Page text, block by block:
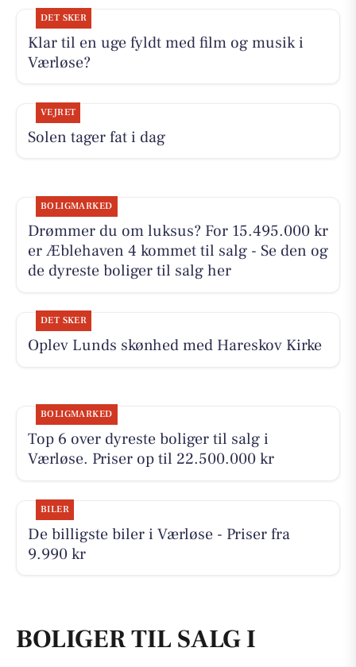
DET SKER
Klar til en uge fyldt med film og musik i
Værløse?
VEJRET
Solen tager fat i dag
BOLIGMARKED
Drømmer du om luksus? For 15.495.000 kr
er Æblehaven 4 kommet til salg - Se den og
de dyreste boliger til salg her
DET SKER
Oplev Lunds skønhed med Hareskov Kirke
BOLIGMARKED
Top 6 over dyreste boliger til salg i
Værløse. Priser op til 22.500.000 kr
BILER
De billigste biler i Værløse - Priser fra
9.990 kr
BOLIGER TIL SALG I